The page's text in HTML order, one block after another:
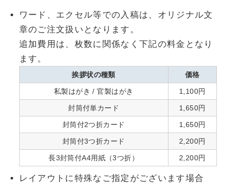
ワード、エクセル等での入稿は、オリジナル文
章のご注文扱いとなります。
追加費用は、枚数に関係なく下記の料金となり
ます。
挨拶状の種類 価格
私製はがき / 官製はがき 1,100円
封筒付単カード 1,650円
封筒付2つ折カード 1,650円
封筒付3つ折カード 2,200円
長3封筒付A4用紙（3つ折） 2,200円
レイアウトに特殊なご指定がございます場合